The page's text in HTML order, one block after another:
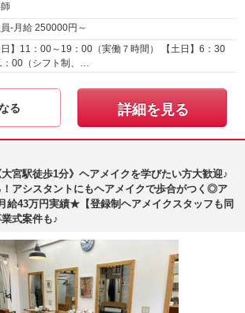
-月給 250000円～
日】11：00～19：00（実働７時間） 【土日】6：30
：00（シフト制、…
る 詳細を見る
宮駅徒歩1分》ヘアメイクを学びたい方大歓迎♪
アシスタントにもヘアメイクで歩合がつく◎ア
給43万円実績★【登録制ヘアメイクスタッフも同
式案件も♪